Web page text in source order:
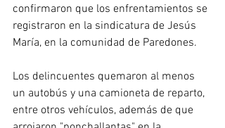
confirmaron que los enfrentamientos se
registraron en la sindicatura de Jesús
María, en la comunidad de Paredones.
Los delincuentes quemaron al menos
un autobús y una camioneta de reparto,
entre otros vehículos, además de que